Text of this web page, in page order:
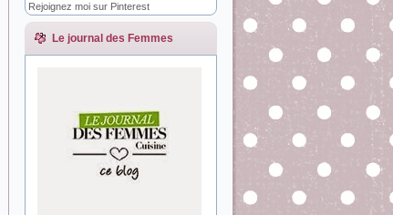
Rejoignez moi sur Pinterest
Le journal des Femmes